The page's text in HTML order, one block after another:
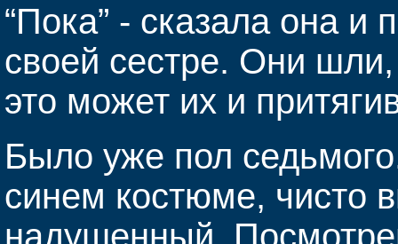
“Пока” - сказала она
своей сестре. Они
это может их и
Было уже пол
синем костюме, чисто
надушенный.